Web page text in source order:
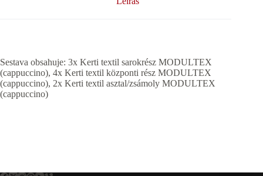
Sestava obsahuje: 3x Kerti textil sarokrész MODULTEX
(cappuccino), 4x Kerti textil központi rész MODULTEX
(cappuccino), 2x Kerti textil asztal/zsámoly MODULTEX
(cappuccino)